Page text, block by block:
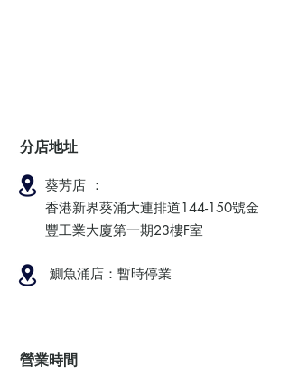
分店地址
葵芳店 ：
香港新界葵涌大連排道144-150號金
豐工業大廈第一期23樓F室
鰂魚涌店：暫時停業
​營業時間